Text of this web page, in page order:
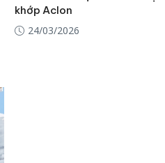
khớp Aclon
24/03/2026